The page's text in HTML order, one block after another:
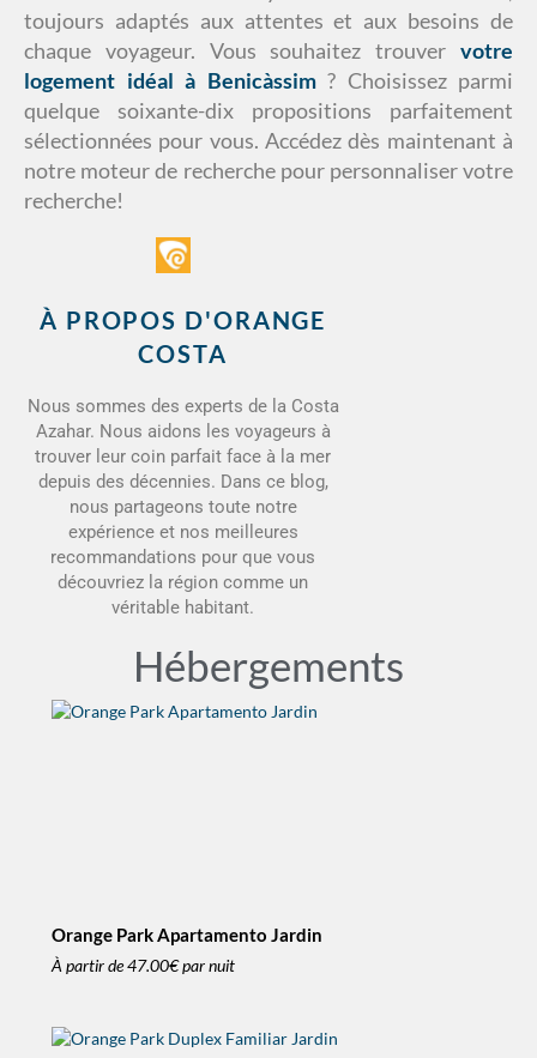
toujours adaptés aux attentes et aux besoins de
chaque voyageur. Vous souhaitez trouver votre
logement idéal à Benicàssim? Choisissez parmi
quelque soixante-dix propositions parfaitement
sélectionnées pour vous. Accédez dès maintenant à
notre moteur de recherche pour personnaliser votre
recherche!
À PROPOS D'ORANGE
COSTA
Nous sommes des experts de la Costa
Azahar. Nous aidons les voyageurs à
trouver leur coin parfait face à la mer
depuis des décennies. Dans ce blog,
nous partageons toute notre
expérience et nos meilleures
recommandations pour que vous
découvriez la région comme un
véritable habitant.
Hébergements
Orange Park Apartamento Jardin
À partir de47.00€par nuit